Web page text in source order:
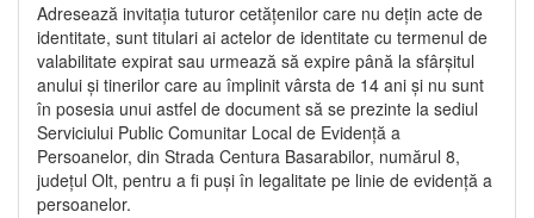
Adresează invitația tuturor cetățenilor care nu dețin acte de
identitate, sunt titulari ai actelor de identitate cu termenul de
valabilitate expirat sau urmează să expire până la sfârșitul
anului și tinerilor care au împlinit vârsta de 14 ani și nu sunt
în posesia unui astfel de document să se prezinte la sediul
Serviciului Public Comunitar Local de Evidență a
Persoanelor, din Strada Centura Basarabilor, numărul 8,
județul Olt, pentru a fi puși în legalitate pe linie de evidență a
persoanelor.